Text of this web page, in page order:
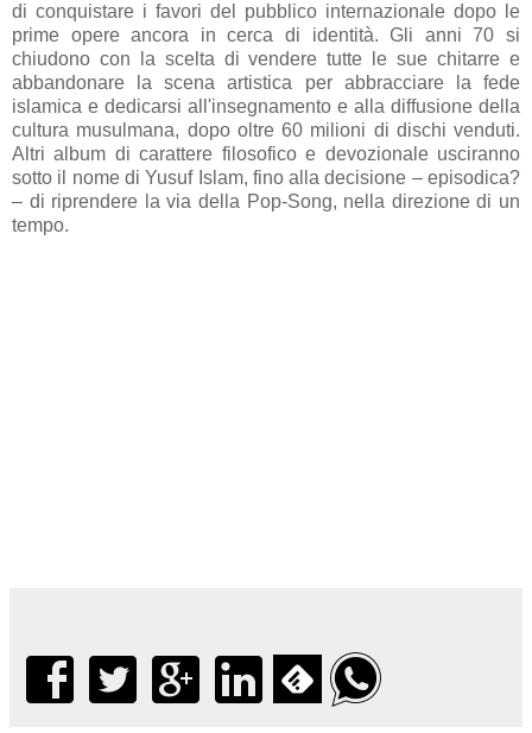
di conquistare i favori del pubblico internazionale dopo le
prime opere ancora in cerca di identità. Gli anni 70 si
chiudono con la scelta di vendere tutte le sue chitarre e
abbandonare la scena artistica per abbracciare la fede
islamica e dedicarsi all'insegnamento e alla diffusione della
cultura musulmana, dopo oltre 60 milioni di dischi venduti.
Altri album di carattere filosofico e devozionale usciranno
sotto il nome di Yusuf Islam, fino alla decisione – episodica?
– di riprendere la via della Pop-Song, nella direzione di un
tempo.